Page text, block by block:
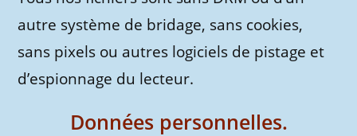
autre système de bridage, sans cookies,
sans pixels ou autres logiciels de pistage et
d’espionnage du lecteur.
Données personnelles.